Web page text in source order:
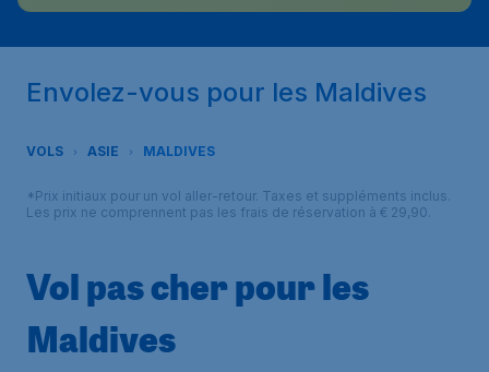
Envolez-vous pour les Maldives
VOLS ASIE MALDIVES
*Prix initiaux pour un vol aller-retour. Taxes et suppléments inclus.
Les prix ne comprennent pas les frais de réservation à € 29,90.
Vol pas cher pour les
Maldives